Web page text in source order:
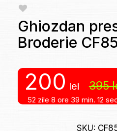
Ghiozdan
Broderie
200 lei 395
52 zile 8 ore 39 min. 12
SKU: